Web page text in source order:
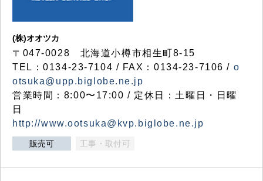
(株)オオツカ
〒047-0028 北海道小樽市相生町8-15
TEL：0134-23-7104 / FAX：0134-23-7106 / o
otsuka@upp.biglobe.ne.jp
営業時間：8:00〜17:00 / 定休日：土曜日・日曜
日
http://www.ootsuka@kvp.biglobe.ne.jp
販売可 工事・取付可